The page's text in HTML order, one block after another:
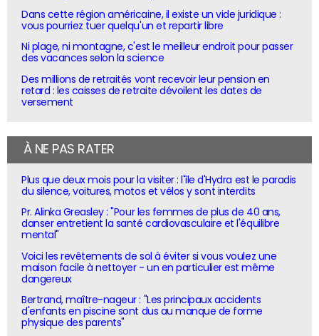
Dans cette région américaine, il existe un vide juridique :
vous pourriez tuer quelqu'un et repartir libre
Ni plage, ni montagne, c'est le meilleur endroit pour passer
des vacances selon la science
Des millions de retraités vont recevoir leur pension en
retard : les caisses de retraite dévoilent les dates de
versement
À NE PAS RATER
Plus que deux mois pour la visiter : l'île d'Hydra est le paradis
du silence, voitures, motos et vélos y sont interdits
Pr. Alinka Greasley : "Pour les femmes de plus de 40 ans,
danser entretient la santé cardiovasculaire et l'équilibre
mental"
Voici les revêtements de sol à éviter si vous voulez une
maison facile à nettoyer - un en particulier est même
dangereux
Bertrand, maître-nageur : "Les principaux accidents
d'enfants en piscine sont dus au manque de forme
physique des parents"